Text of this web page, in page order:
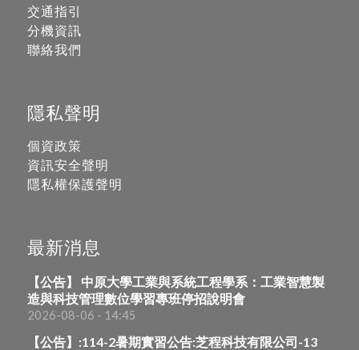
交通指引
分機資訊
聯絡我們
隱私聲明
個資政策
資訊安全聲明
隱私權保護聲明
最新消息
【公告】 中原大學工業與系統工程學系：工業智慧製
造與科技管理數位學習專班停招說明會
2026-08-06 - 14:45
【公告】:114-2暑期實習公告:芝程科技有限公司-13